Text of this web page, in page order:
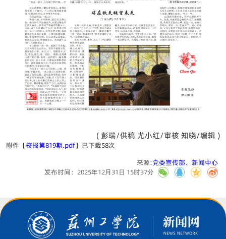
( 彭瑞/供稿 尤小红/审核 知晓/编辑 )
附件【校报第819期.pdf】已下载58次
来源:党委宣传部、新闻中心
发布时间：2025年12月31日 15时37分